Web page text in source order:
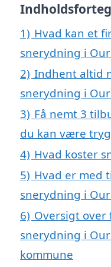
1) Hvad kan et
snerydning i
2) Indhent altid
snerydning i
3) Få nemt 3
du kan være
4) Hvad koster
5) Hvad er med
snerydning i
6) Oversigt over
snerydning i
kommune